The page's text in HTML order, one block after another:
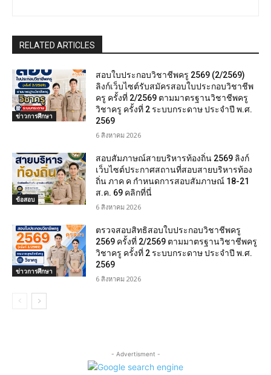
RELATED ARTICLES
ข่าวการศึกษา
สอบใบประกอบวิชาชีพครู 2569 (2/2569)
ลิงก์เว็บไซต์รับสมัครสอบใบประกอบวิชาชีพ
ครู ครั้งที่ 2/2569 ตามมาตรฐานวิชาชีพครู
วิชาครู ครั้งที่ 2 ระบบกระดาษ ประจำปี พ.ศ.
2569
6 สิงหาคม 2026
ข้อสอบ
สอบสัมภาษณ์สายบริหารท้องถิ่น 2569 ลิงก์
เว็บไซต์ประกาศสถานที่สอบสายบริหารท้อง
ถิ่น ภาค ค กำหนดการสอบสัมภาษณ์ 18-21
ส.ค. 69 คลิกที่นี่
6 สิงหาคม 2026
ข่าวการศึกษา
ตรวจสอบสิทธิสอบใบประกอบวิชาชีพครู
2569 ครั้งที่ 2/2569 ตามมาตรฐานวิชาชีพครู
วิชาครู ครั้งที่ 2 ระบบกระดาษ ประจำปี พ.ศ.
2569
6 สิงหาคม 2026
- Advertisment -